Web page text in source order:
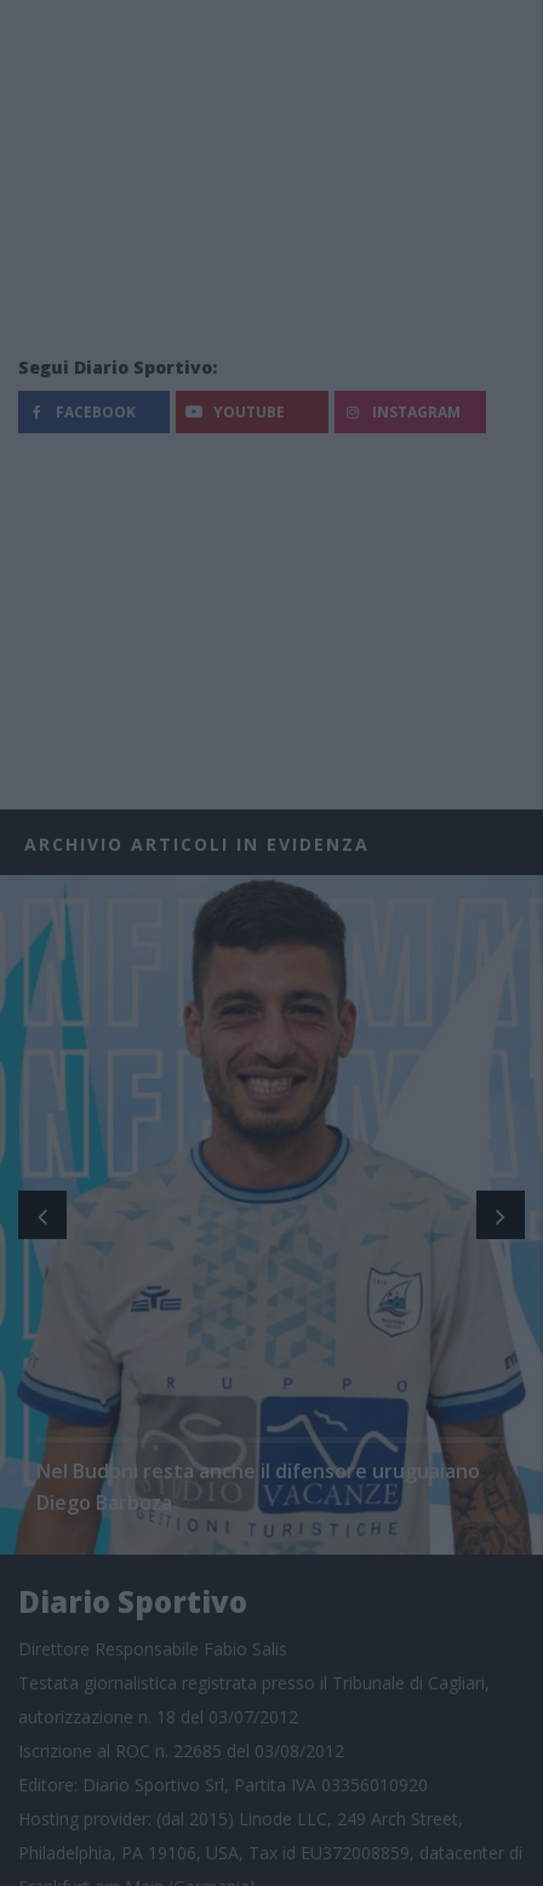
Segui Diario Sportivo:
FACEBOOK YOUTUBE INSTAGRAM
ARCHIVIO ARTICOLI IN EVIDENZA
Nel Budoni resta anche il difensore uruguaiano
Diego Barboza
Diario Sportivo
Direttore Responsabile Fabio Salis
Testata giornalistica registrata presso il Tribunale di Cagliari,
autorizzazione n. 18 del 03/07/2012
Iscrizione al ROC n. 22685 del 03/08/2012
Editore: Diario Sportivo Srl, Partita IVA 03356010920
Hosting provider: (dal 2015) Linode LLC, 249 Arch Street,
Philadelphia, PA 19106, USA, Tax id EU372008859, datacenter di